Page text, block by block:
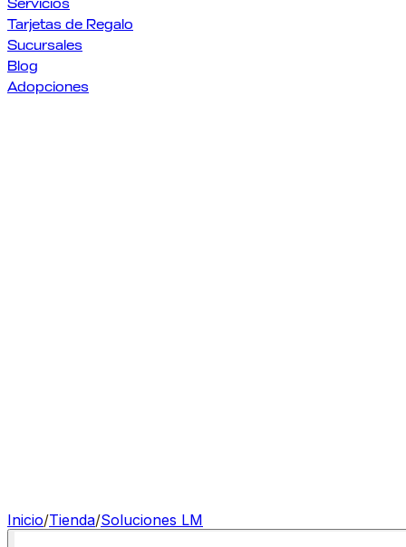
Servicios
Tarjetas de Regalo
Sucursales
Blog
Adopciones
Inicio/Tienda/Soluciones LM